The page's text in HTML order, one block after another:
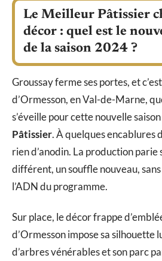
Le Meilleur Pâtissier
décor : quel est le
de la saison 2024 ?
Groussay ferme ses portes, et
d’Ormesson, en Val-de-Marne,
s’éveille pour cette nouvelle
Pâtissier. À quelques encablures
rien d’anodin. La production parie
différent, un souffle nouveau,
l’ADN du programme.
Sur place, le décor frappe
d’Ormesson impose sa silhouette
d’arbres vénérables et son parc